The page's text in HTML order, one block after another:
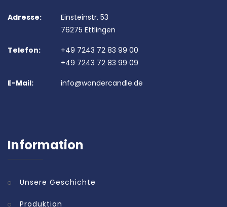
Adresse:
Einsteinstr. 53
76275 Ettlingen
Telefon:
+49 7243 72 83 99 00
+49 7243 72 83 99 09
E-Mail:
info@wondercandle.de
Information
Unsere Geschichte
Produktion